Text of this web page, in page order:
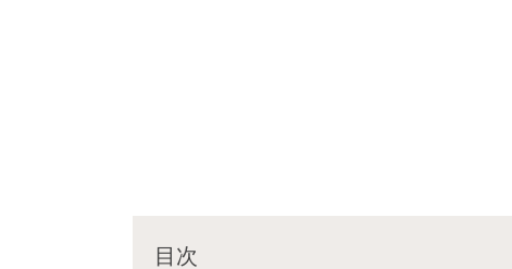
目次